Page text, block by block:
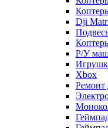
Dji
Р/У
Xbox
Ремонт